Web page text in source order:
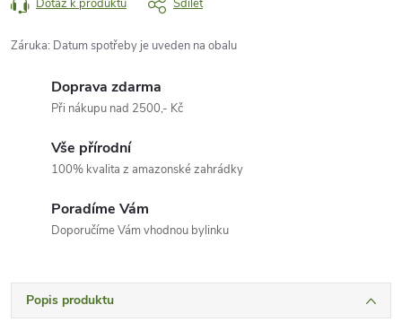
Dotaz k produktu Sdílet
Záruka: Datum spotřeby je uveden na obalu
Doprava zdarma
Při nákupu nad 2500,- Kč
Vše přírodní
100% kvalita z amazonské zahrádky
Poradíme Vám
Doporučíme Vám vhodnou bylinku
Popis produktu